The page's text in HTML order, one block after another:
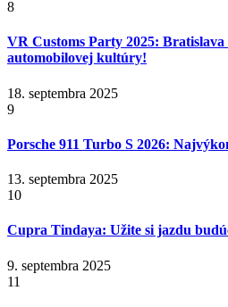
8
VR Customs Party 2025:
automobilovej kultúry!
18. septembra 2025
9
Porsche 911 Turbo S 2026:
13. septembra 2025
10
Cupra Tindaya: Užite si jazdu
9. septembra 2025
11